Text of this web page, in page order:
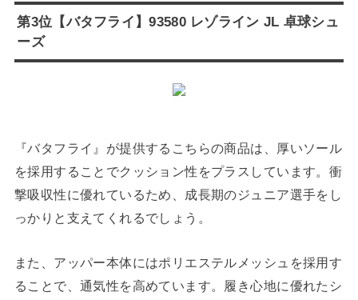
第3位【バタフライ】93580 レゾライン JL 卓球シュ
ーズ
『バタフライ』が提供するこちらの商品は、厚いソール
を採用することでクッション性をプラスしています。衝
撃吸収性に優れているため、成長期のジュニア選手をし
っかりと支えてくれるでしょう。
また、アッパー本体にはポリエステルメッシュを採用す
ることで、通気性を高めています。履き心地に優れたシ